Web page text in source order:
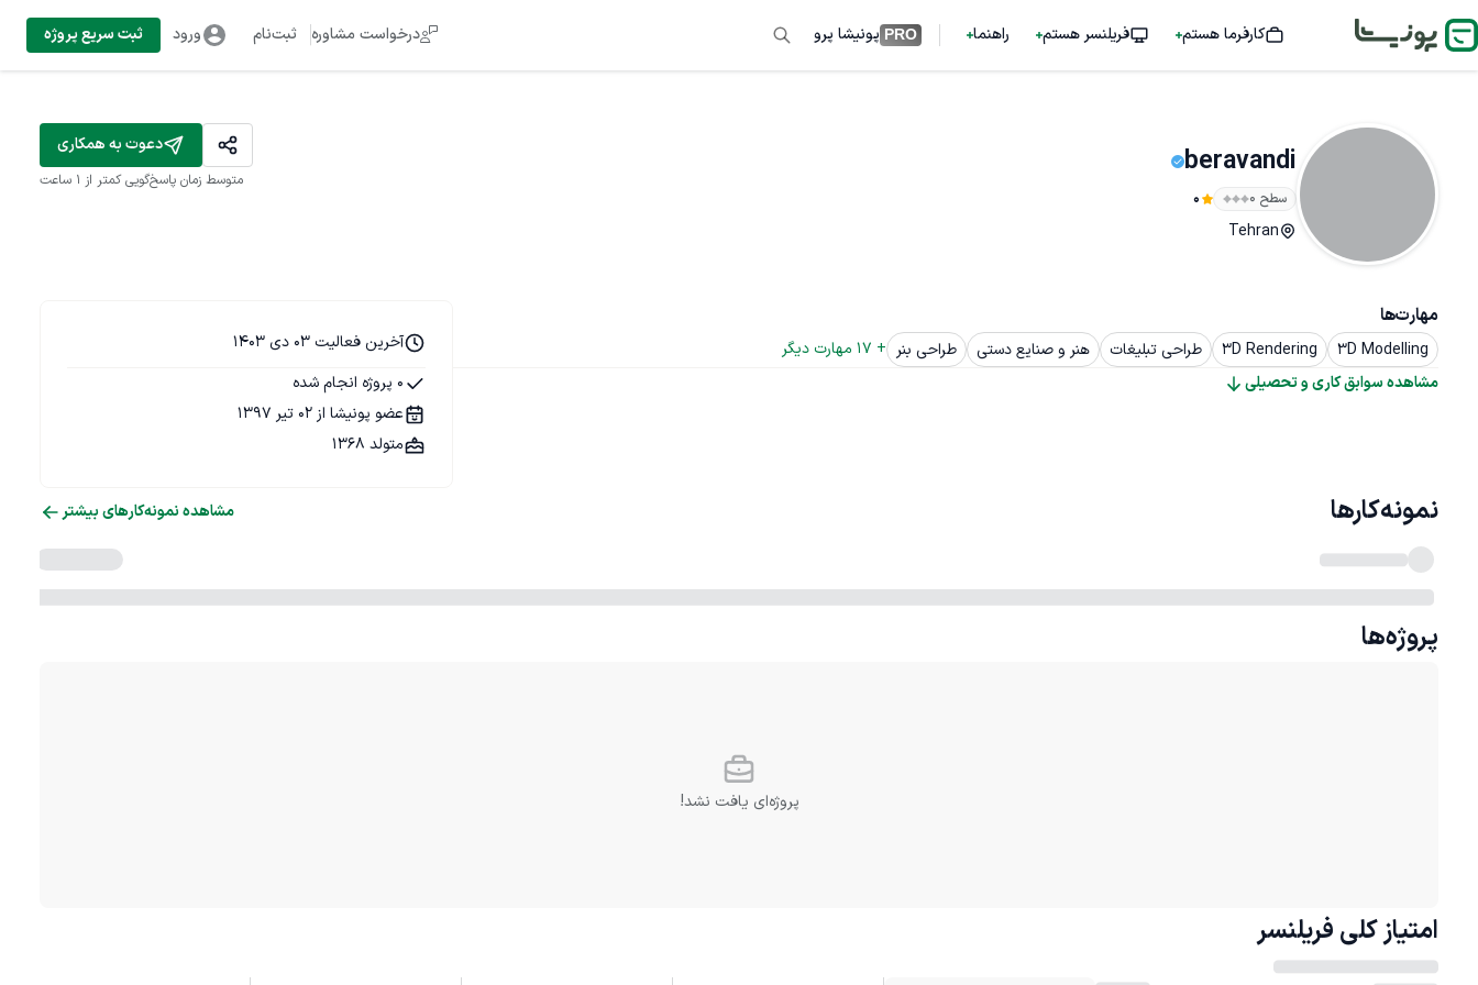
کارفرما هستم فریلنسر هستم راهنما PRO پونیشا پرو درخواست مشاوره ثبت‌نام ورود ثبت سریع پروژه
beravandi
سطح ۰ 0
Tehran
دعوت به همکاری
متوسط زمان پاسخ‌گویی کمتر از 1 ساعت
مهارت‌ها
3D Modelling
3D Rendering طراحی تبلیغات هنر و صنایع دستی طراحی بنر +
17 مهارت دیگر
مشاهده سوابق کاری و تحصیلی
آخرین فعالیت 03 دی 1403
0 پروژه انجام شده
عضو پونیشا از 02 تیر 1397
متولد 1368
نمونه‌کارها مشاهده نمونه‌کارهای بیشتر
پروژه‌ها
پروژه‌ای یافت نشد!
امتیاز کلی فریلنسر